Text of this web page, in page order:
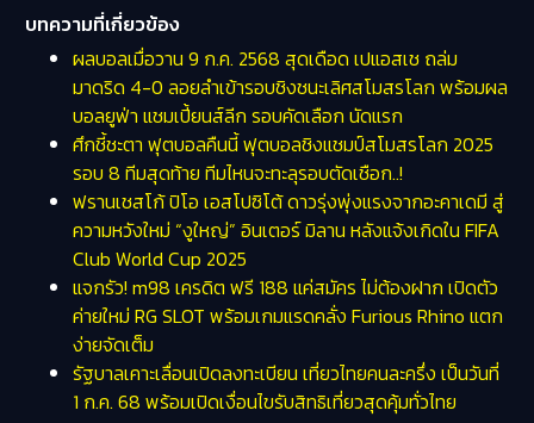
บทความที่เกี่ยวข้อง
ผลบอลเมื่อวาน 9 ก.ค. 2568 สุดเดือด เปแอสเช ถล่ม
มาดริด 4-0 ลอยลำเข้ารอบชิงชนะเลิศสโมสรโลก พร้อมผล
บอลยูฟ่า แชมเปี้ยนส์ลีก รอบคัดเลือก นัดแรก
ศึกชี้ชะตา ฟุตบอลคืนนี้ ฟุตบอลชิงแชมป์สโมสรโลก 2025
รอบ 8 ทีมสุดท้าย ทีมไหนจะทะลุรอบตัดเชือก..!
ฟรานเชสโก้ ปิโอ เอสโปซิโต้ ดาวรุ่งพุ่งแรงจากอะคาเดมี สู่
ความหวังใหม่ “งูใหญ่” อินเตอร์ มิลาน หลังแจ้งเกิดใน FIFA
Club World Cup 2025
แจกรัว! m98 เครดิต ฟรี 188 แค่สมัคร ไม่ต้องฝาก เปิดตัว
ค่ายใหม่ RG SLOT พร้อมเกมแรดคลั่ง Furious Rhino แตก
ง่ายจัดเต็ม
รัฐบาลเคาะเลื่อนเปิดลงทะเบียน เที่ยวไทยคนละครึ่ง เป็นวันที่
1 ก.ค. 68 พร้อมเปิดเงื่อนไขรับสิทธิเที่ยวสุดคุ้มทั่วไทย